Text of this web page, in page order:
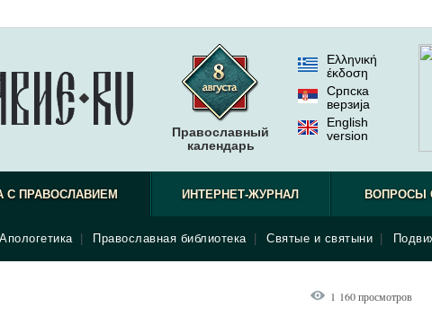
Православный
календарь
Ελληνική
έκδοση
Српска
верзиjа
English
version
С ПРАВОСЛАВИЕМ
Апологетика Православная библиотека Святые и святыни
ИНТЕРНЕТ-ЖУРНАЛ ВОПРОСЫ
1 160 просмотров